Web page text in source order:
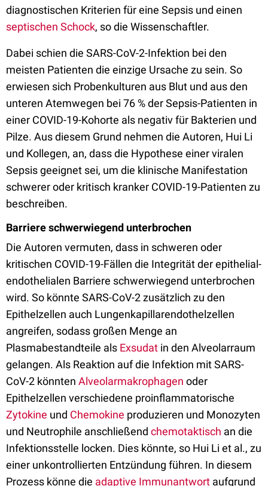
diagnostischen Kriterien für eine Sepsis und einen
septischen Schock, so die Wissenschaftler.
Dabei schien die SARS-CoV-2-Infektion bei den
meisten Patienten die einzige Ursache zu sein. So
erwiesen sich Probenkulturen aus Blut und aus den
unteren Atemwegen bei 76 % der Sepsis-Patienten in
einer COVID-19-Kohorte als negativ für Bakterien und
Pilze. Aus diesem Grund nehmen die Autoren, Hui Li
und Kollegen, an, dass die Hypothese einer viralen
Sepsis geeignet sei, um die klinische Manifestation
schwerer oder kritisch kranker COVID-19-Patienten zu
beschreiben.
Barriere schwerwiegend unterbrochen
Die Autoren vermuten, dass in schweren oder
kritischen COVID-19-Fällen die Integrität der epithelial-
endothelialen Barriere schwerwiegend unterbrochen
wird. So könnte SARS-CoV-2 zusätzlich zu den
Epithelzellen auch Lungenkapillarendothelzellen
angreifen, sodass großen Menge an
Plasmabestandteile als Exsudat in den Alveolarraum
gelangen. Als Reaktion auf die Infektion mit SARS-
CoV-2 könnten Alveolarmakrophagen oder
Epithelzellen verschiedene proinflammatorische
Zytokine und Chemokine produzieren und Monozyten
und Neutrophile anschließend chemotaktisch an die
Infektionsstelle locken. Dies könnte, so Hui Li et al., zu
einer unkontrollierten Entzündung führen. In diesem
Prozess könne die adaptive Immunantwort aufgrund